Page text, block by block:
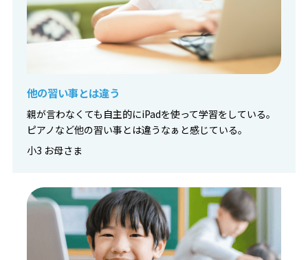
他の習い事とは違う
親が言わなくても自主的にiPadを使って学習をしている。
ピアノなど他の習い事とは違うなぁと感じている。
小3 お母さま